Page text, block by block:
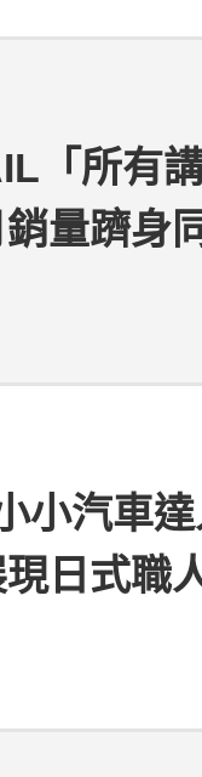
「所有
量躋身
小汽車
日式職